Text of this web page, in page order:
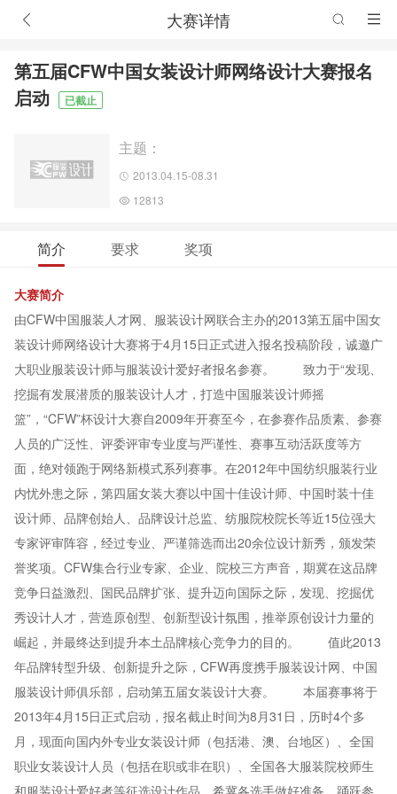
大赛详情
第五届CFW中国女装设计师网络设计大赛报名
启动
已截止
主题：
2013.04.15-08.31
12813
简介 要求 奖项
大赛简介
由CFW中国服装人才网、服装设计网联合主办的2013第五届中国女
装设计师网络设计大赛将于4月15日正式进入报名投稿阶段，诚邀广
大职业服装设计师与服装设计爱好者报名参赛。 致力于“发现、
挖掘有发展潜质的服装设计人才，打造中国服装设计师摇
篮”，“CFW”杯设计大赛自2009年开赛至今，在参赛作品质素、参赛
人员的广泛性、评委评审专业度与严谨性、赛事互动活跃度等方
面，绝对领跑于网络新模式系列赛事。在2012年中国纺织服装行业
内忧外患之际，第四届女装大赛以中国十佳设计师、中国时装十佳
设计师、品牌创始人、品牌设计总监、纺服院校院长等近15位强大
专家评审阵容，经过专业、严谨筛选而出20余位设计新秀，颁发荣
誉奖项。CFW集合行业专家、企业、院校三方声音，期冀在这品牌
竞争日益激烈、国民品牌扩张、提升迈向国际之际，发现、挖掘优
秀设计人才，营造原创型、创新型设计氛围，推举原创设计力量的
崛起，并最终达到提升本土品牌核心竞争力的目的。 值此2013
年品牌转型升级、创新提升之际，CFW再度携手服装设计网、中国
服装设计师俱乐部，启动第五届女装设计大赛。 本届赛事将于
2013年4月15日正式启动，报名截止时间为8月31日，历时4个多
月，现面向国内外专业女装设计师（包括港、澳、台地区）、全国
职业女装设计人员（包括在职或非在职）、全国各大服装院校师生
和服装设计爱好者等征选设计作品。希冀各选手做好准备，踊跃参